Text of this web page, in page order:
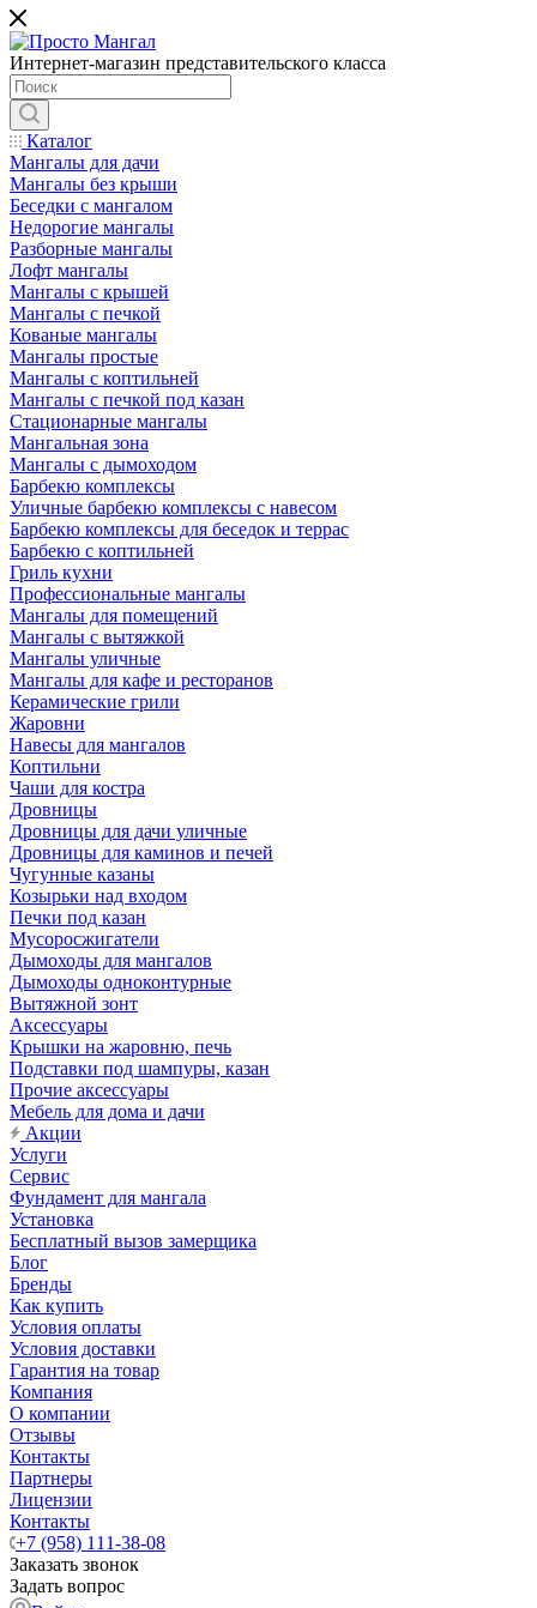
Интернет-магазин представительского класса
Каталог
Мангалы для дачи
Мангалы без крыши
Беседки с мангалом
Недорогие мангалы
Разборные мангалы
Лофт мангалы
Мангалы с крышей
Мангалы с печкой
Кованые мангалы
Мангалы простые
Мангалы с коптильней
Мангалы с печкой под казан
Стационарные мангалы
Мангальная зона
Мангалы с дымоходом
Барбекю комплексы
Уличные барбекю комплексы с навесом
Барбекю комплексы для беседок и террас
Барбекю с коптильней
Гриль кухни
Профессиональные мангалы
Мангалы для помещений
Мангалы с вытяжкой
Мангалы уличные
Мангалы для кафе и ресторанов
Керамические грили
Жаровни
Навесы для мангалов
Коптильни
Чаши для костра
Дровницы
Дровницы для дачи уличные
Дровницы для каминов и печей
Чугунные казаны
Козырьки над входом
Печки под казан
Мусоросжигатели
Дымоходы для мангалов
Дымоходы одноконтурные
Вытяжной зонт
Аксессуары
Крышки на жаровню, печь
Подставки под шампуры, казан
Прочие аксессуары
Мебель для дома и дачи
Акции
Услуги
Сервис
Фундамент для мангала
Установка
Бесплатный вызов замерщика
Блог
Бренды
Как купить
Условия оплаты
Условия доставки
Гарантия на товар
Компания
О компании
Отзывы
Контакты
Партнеры
Лицензии
Контакты
+7 (958) 111-38-08
Заказать звонок
Задать вопрос